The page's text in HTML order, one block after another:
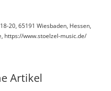
20, 65191 Wiesbaden, Hessen,
https://www.stoelzel-music.de/
Artikel